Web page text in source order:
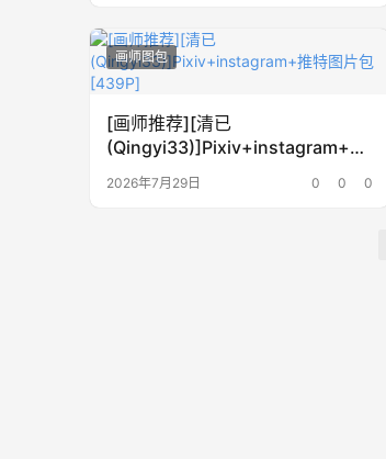
画师图包
[画师推荐][清已
(Qingyi33)]Pixiv+instagram+推
特图片包[439P]
2026年7月29日 0 0 0